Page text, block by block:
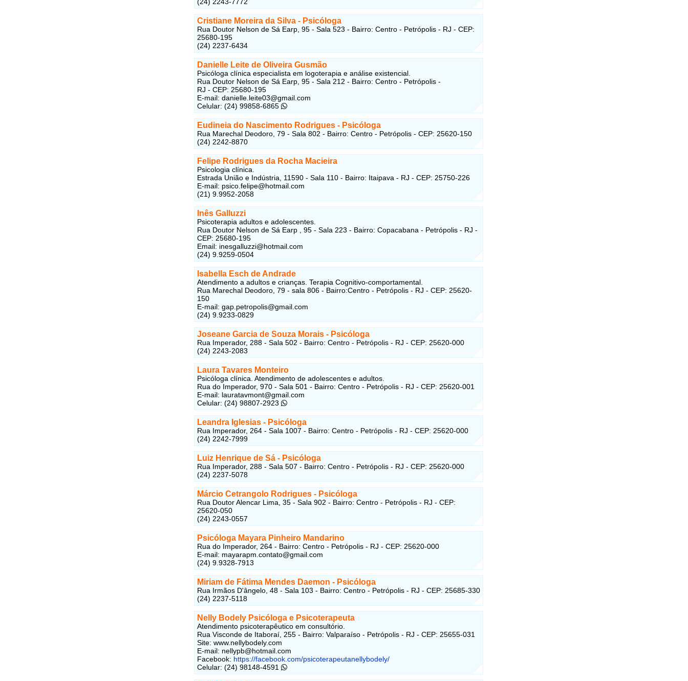
Cristiane Moreira da Silva - Psicóloga
Rua Doutor Nelson de Sá Earp, 95 - Sala 523 - Bairro: Centro - Petrópolis - RJ - CEP:
25680-195
(24) 2237-6434
Danielle Leite de Oliveira Gusmão
Psicóloga clínica especialista em logoterapia e análise existencial.
Rua Doutor Nelson de Sá Earp, 95 - Sala 212 - Bairro: Centro - Petrópolis -
RJ - CEP: 25680-195
E-mail: danielle.leite03@gmail.com
Celular: (24) 99858-6865
Eudineia do Nascimento Rodrigues - Psicóloga
Rua Marechal Deodoro, 79 - Sala 802 - Bairro: Centro - Petrópolis - CEP: 25620-150
(24) 2242-8870
Felipe Rodrigues da Rocha Macieira
Psicologia clínica.
Estrada União e Indústria, 11590 - Sala 110 - Bairro: Itaipava - RJ - CEP: 25750-226
E-mail: psico.felipe@hotmail.com
(21) 9.9952-2058
Inês Galluzzi
Psicoterapia adultos e adolescentes.
Rua Doutor Nelson de Sá Earp , 95 - Sala 223 - Bairro: Copacabana - Petrópolis - RJ -
CEP: 25680-195
Email: inesgalluzzi@hotmail.com
(24) 9.9259-0504
Isabella Esch de Andrade
Atendimento a adultos e crianças. Terapia Cognitivo-comportamental.
Rua Marechal Deodoro, 79 - sala 806 - Bairro:Centro - Petrópolis - RJ - CEP: 25620-
150
E-mail: gap.petropolis@gmail.com
(24) 9.9233-0829
Joseane Garcia de Souza Morais - Psicóloga
Rua Imperador, 288 - Sala 502 - Bairro: Centro - Petrópolis - RJ - CEP: 25620-000
(24) 2243-2083
Laura Tavares Monteiro
Psicóloga clínica. Atendimento de adolescentes e adultos.
Rua do Imperador, 970 - Sala 501 - Bairro: Centro - Petrópolis - RJ - CEP: 25620-001
E-mail: lauratavmont@gmail.com
Celular: (24) 98807-2923
Leandra Iglesias - Psicóloga
Rua Imperador, 264 - Sala 1007 - Bairro: Centro - Petrópolis - RJ - CEP: 25620-000
(24) 2242-7999
Luiz Henrique de Sá - Psicóloga
Rua Imperador, 288 - Sala 507 - Bairro: Centro - Petrópolis - RJ - CEP: 25620-000
(24) 2237-5078
Márcio Cetrangolo Rodrigues - Psicóloga
Rua Doutor Alencar Lima, 35 - Sala 902 - Bairro: Centro - Petrópolis - RJ - CEP:
25620-050
(24) 2243-0557
Psicóloga Mayara Pinheiro Mandarino
Rua do Imperador, 264 - Bairro: Centro - Petrópolis - RJ - CEP: 25620-000
E-mail: mayarapm.contato@gmail.com
(24) 9.9328-7913
Miriam de Fátima Mendes Daemon - Psicóloga
Rua Irmãos D'ângelo, 48 - Sala 103 - Bairro: Centro - Petrópolis - RJ - CEP: 25685-330
(24) 2237-5118
Nelly Bodely Psicóloga e Psicoterapeuta
Atendimento psicoterapêutico em consultório.
Rua Visconde de Itaboraí, 255 - Bairro: Valparaíso - Petrópolis - RJ - CEP: 25655-031
Site: www.nellybodely.com
E-mail: nellypb@hotmail.com
Facebook: https://facebook.com/psicoterapeutanellybodely/
Celular: (24) 98148-4591